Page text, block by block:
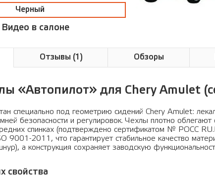
Черный
Видео в салоне
Отзывы (1) Обзоры
«Автопилот» для Chery Amulet
специально под геометрию сидений Chery Amulet:
безопасности и регулировок. Чехлы плотно
спинках (подтверждено сертификатом № РОСС
9001-2011, что гарантирует стабильное качество
а конструкция сохраняет заводскую
свойства